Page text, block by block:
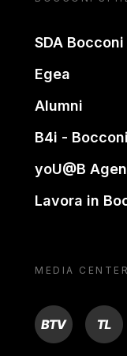
SDA
Egea
Alumni
B4i -
yoU@B
Lavora in
MEDIA CENTER
BTV TL